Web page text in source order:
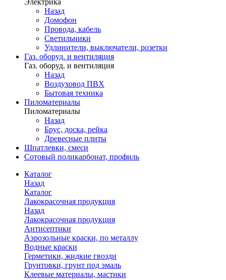
Электрика
Назад
Домофон
Провода, кабель
Светильники
Удлинители, выключатели, розетки
Газ. оборуд. и вентиляция
Газ. оборуд. и вентиляция
Назад
Воздуховод ПВХ
Бытовая техника
Пиломатериалы
Пиломатериалы
Назад
Брус, доска, рейка
Древесные плиты
Шпатлевки, смеси
Сотовый поликарбонат, профиль
Каталог
Назад
Каталог
Лакокрасочная продукция
Назад
Лакокрасочная продукция
Антисептики
Аэрозольные краски, по металлу
Водные краски
Герметики, жидкие гвозди
Грунтовки, грунт под эмаль
Клеевые материалы, мастики